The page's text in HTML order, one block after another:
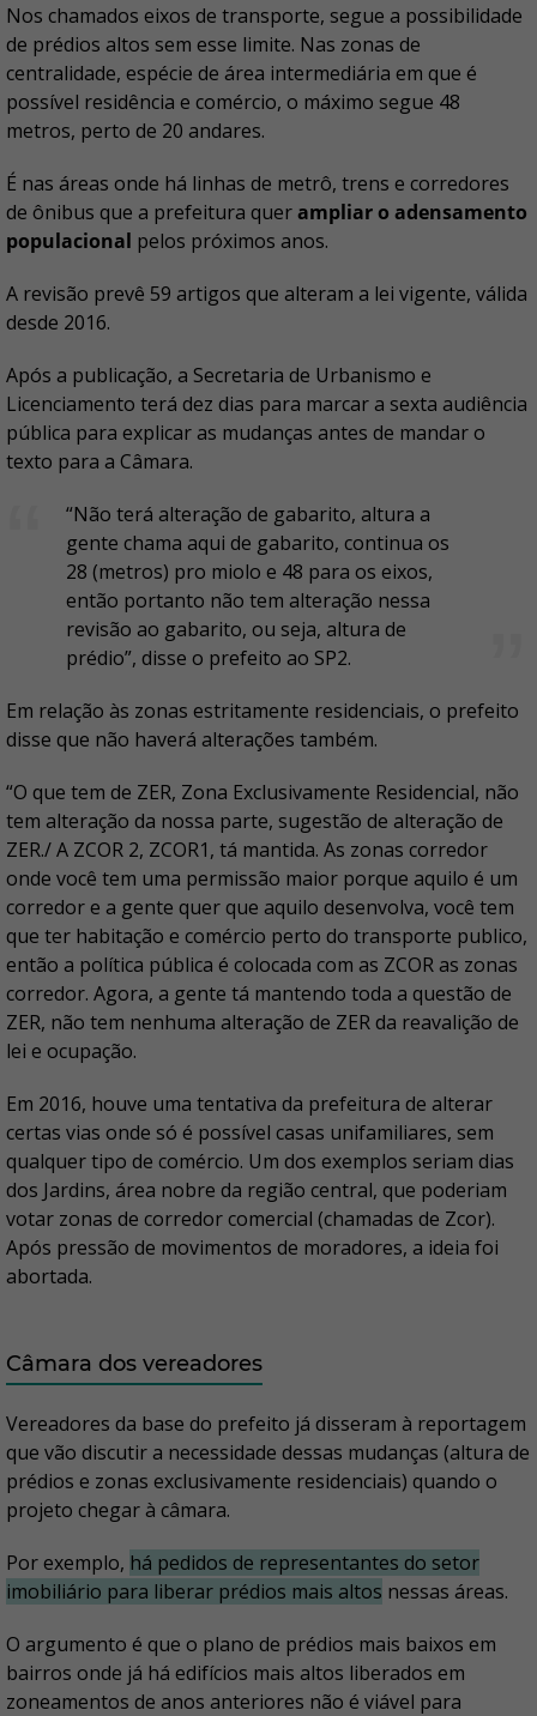
Nos chamados eixos de transporte, segue a possibilidade
de prédios altos sem esse limite. Nas zonas de
centralidade, espécie de área intermediária em que é
possível residência e comércio, o máximo segue 48
metros, perto de 20 andares.
É nas áreas onde há linhas de metrô, trens e corredores
de ônibus que a prefeitura querampliar o adensamento
populacional pelos próximos anos.
A revisão prevê 59 artigos que alteram a lei vigente, válida
desde 2016.
Após a publicação, a Secretaria de Urbanismo e
Licenciamento terá dez dias para marcar a sexta audiência
pública para explicar as mudanças antes de mandar o
texto para a Câmara.
“Não terá alteração de gabarito, altura a
gente chama aqui de gabarito, continua os
28 (metros) pro miolo e 48 para os eixos,
então portanto não tem alteração nessa
revisão ao gabarito, ou seja, altura de
prédio”, disse o prefeito ao SP2.
Em relação às zonas estritamente residenciais, o prefeito
disse que não haverá alterações também.
“O que tem de ZER, Zona Exclusivamente Residencial, não
tem alteração da nossa parte, sugestão de alteração de
ZER./ A ZCOR 2, ZCOR1, tá mantida. As zonas corredor
onde você tem uma permissão maior porque aquilo é um
corredor e a gente quer que aquilo desenvolva, você tem
que ter habitação e comércio perto do transporte publico,
então a política pública é colocada com as ZCOR as zonas
corredor. Agora, a gente tá mantendo toda a questão de
ZER, não tem nenhuma alteração de ZER da reavalição de
lei e ocupação.
Em 2016, houve uma tentativa da prefeitura de alterar
certas vias onde só é possível casas unifamiliares, sem
qualquer tipo de comércio. Um dos exemplos seriam dias
dos Jardins, área nobre da região central, que poderiam
votar zonas de corredor comercial (chamadas de Zcor).
Após pressão de movimentos de moradores, a ideia foi
abortada.
Câmara dos vereadores
Vereadores da base do prefeito já disseram à reportagem
que vão discutir a necessidade dessas mudanças (altura de
prédios e zonas exclusivamente residenciais) quando o
projeto chegar à câmara.
Por exemplo, há pedidos de representantes do setor
imobiliário para liberar prédios mais altos nessas áreas.
O argumento é que o plano de prédios mais baixos em
bairros onde já há edifícios mais altos liberados em
zoneamentos de anos anteriores não é viável para